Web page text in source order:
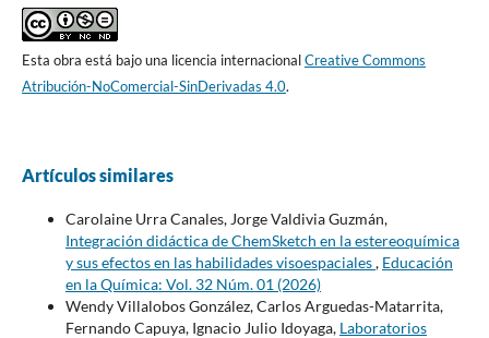
Esta obra está bajo una licencia internacionalCreative Commons
Atribución-NoComercial-SinDerivadas 4.0.
Artículos similares
Carolaine Urra Canales, Jorge Valdivia Guzmán,
Integración didáctica de ChemSketch en la estereoquímica
y sus efectos en las habilidades visoespaciales, Educación
en la Química: Vol. 32 Núm. 01 (2026)
Wendy Villalobos González, Carlos Arguedas-Matarrita,
Fernando Capuya, Ignacio Julio Idoyaga, Laboratorios